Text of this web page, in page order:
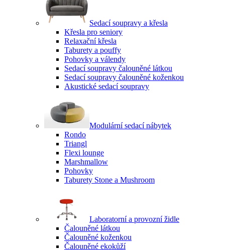
Sedací soupravy a křesla
Křesla pro seniory
Relaxační křesla
Taburety a pouffy
Pohovky a válendy
Sedací soupravy čalouněné látkou
Sedací soupravy čalouněné koženkou
Akustické sedací soupravy
Modulární sedací nábytek
Rondo
Triangl
Flexi lounge
Marshmallow
Pohovky
Taburety Stone a Mushroom
Laboratorní a provozní židle
Čalouněné látkou
Čalouněné koženkou
Čalouněné ekokůží